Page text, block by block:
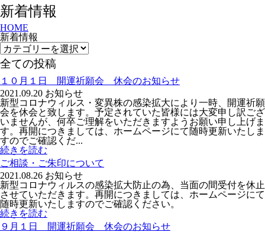
新着情報
HOME
新着情報
全ての投稿
１０月１日 開運祈願会 休会のお知らせ
2021.09.20 お知らせ
新型コロナウィルス・変異株の感染拡大により一時、開運祈願
会を休会と致します。予定されていた皆様には大変申し訳ござ
いませんが、何卒ご理解をいただきますようお願い申し上げま
す。再開につきましては、ホームページにて随時更新いたしま
すのでご確認くだ...
続きを読む
ご相談・ご朱印について
2021.08.26 お知らせ
新型コロナウィルスの感染拡大防止の為、当面の間受付を休止
させていただきます。再開につきましては、ホームページにて
随時更新いたしますのでご確認ください。
続きを読む
９月１日 開運祈願会 休会のお知らせ